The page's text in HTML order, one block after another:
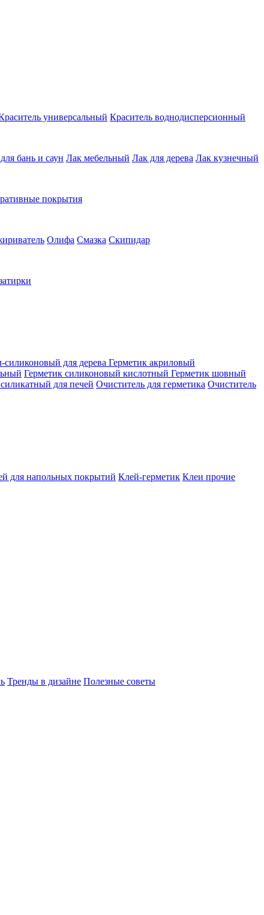
универсальный Краситель воднодисперсионный
бань и саун Лак мебельный Лак для дерева Лак кузнечный
покрытия
Олифа Смазка Скипидар
силиконовый для дерева Герметик акриловый
Герметик силиконовый кислотный Герметик шовный
для печей Очиститель для герметика Очиститель
для напольных покрытий Клей-герметик Клеи прочие
Тренды в дизайне Полезные советы